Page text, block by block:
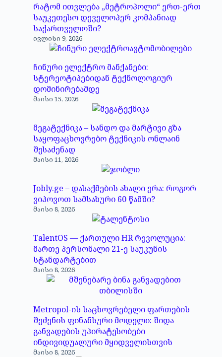
რატომ ითვლება „მეტროპოლი“ ერთ-ერთ
საუკეთესო დეველოპერ კომპანიად
საქართველოში?
ივლისი 9, 2026
ჩინური ელექტრო მანქანები:
სტერეოტიპებიდან ტექნოლოგიურ
დომინირებამდე
მაისი 15, 2026
მეგატექნიკა – სანდო და მარტივი გზა
საყოფაცხოვრებო ტექნიკის ონლაინ
შესაძენად
მაისი 11, 2026
Jobly.ge – დასაქმების ახალი ერა: როგორ
ვიპოვოთ სამსახური 60 წამში?
მაისი 8, 2026
TalentOS — ქართული HR რევოლუცია:
მართე პერსონალი 21-ე საუკუნის
სტანდარტებით
მაისი 8, 2026
Metropol-ის საცხოვრებელი ფართების
შეძენის ფინანსური მოდელი: შიდა
განვადების უპირატესობები
ინდივიდუალური მყიდველისთვის
მაისი 8, 2026